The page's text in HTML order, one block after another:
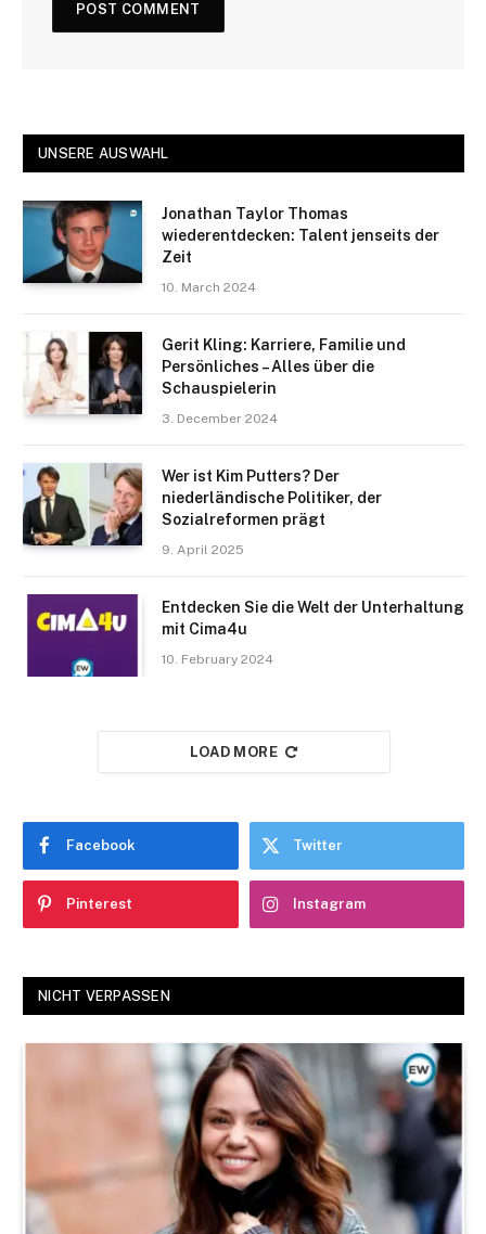
UNSERE AUSWAHL
Jonathan Taylor Thomas
wiederentdecken: Talent jenseits der
Zeit
10. March 2024
Gerit Kling: Karriere, Familie und
Persönliches – Alles über die
Schauspielerin
3. December 2024
Wer ist Kim Putters? Der
niederländische Politiker, der
Sozialreformen prägt
9. April 2025
Entdecken Sie die Welt der Unterhaltung
mit Cima4u
10. February 2024
LOAD MORE
Facebook Twitter
Pinterest Instagram
NICHT VERPASSEN